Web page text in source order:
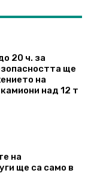
20 ч. за
ще
на
над 12 т
на
ще са само в